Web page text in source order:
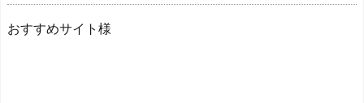
おすすめサイト様